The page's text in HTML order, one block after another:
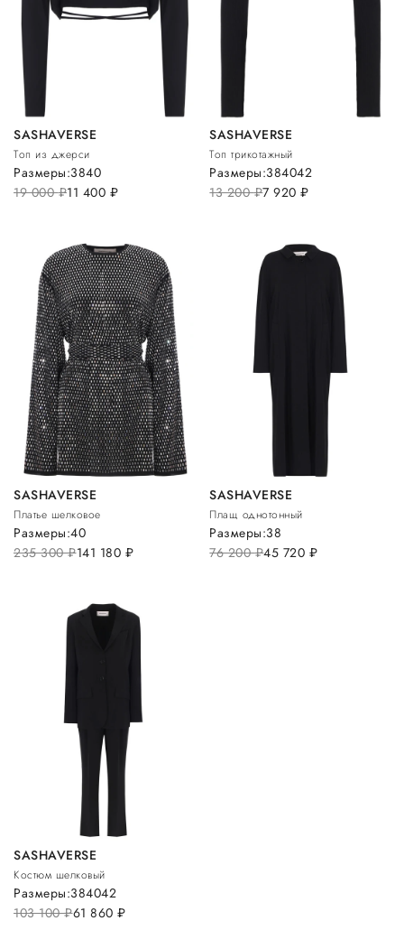
SASHAVERSE
Топ из джерси
19 000руб.11 400 руб.
Размеры:3840
SASHAVERSE
Топ трикотажный
13 200руб.7 920руб.
Размеры:384042
SASHAVERSE
Платье шелковое
235 300руб.141 180 руб.
Размеры:40
SASHAVERSE
Плащ однотонный
76 200руб.45 720 руб.
Размеры:38
SASHAVERSE
Костюм шелковый
103 100руб.61 860 руб.
Размеры:384042